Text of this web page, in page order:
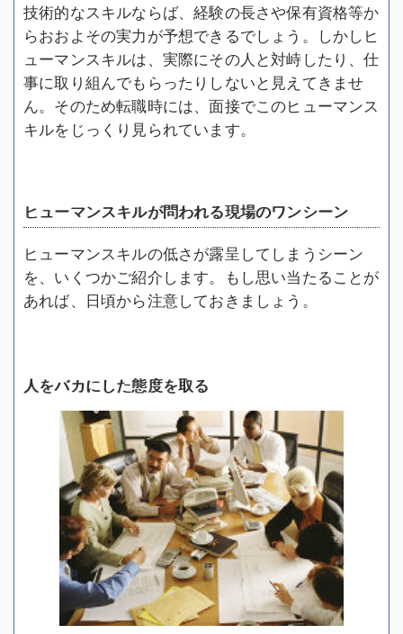
技術的なスキルならば、経験の長さや保有資格等か
らおおよその実力が予想できるでしょう。しかしヒ
ューマンスキルは、実際にその人と対峙したり、仕
事に取り組んでもらったりしないと見えてきませ
ん。そのため転職時には、面接でこのヒューマンス
キルをじっくり見られています。
ヒューマンスキルが問われる現場のワンシーン
ヒューマンスキルの低さが露呈してしまうシーン
を、いくつかご紹介します。もし思い当たることが
あれば、日頃から注意しておきましょう。
人をバカにした態度を取る